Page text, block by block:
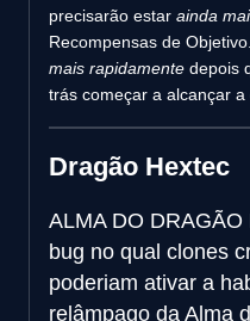
precisarão estar ainda
Recompensas de
mais rapidamente depois
trás começar a alcançar a
Dragão Hextec
ALMA DO DRAGÃO
bug no qual clones
poderiam ativar a
relâmpago da Alma